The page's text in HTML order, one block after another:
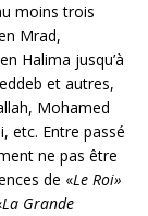
moins trois
Mrad,
Halima jusqu’à
et autres,
Mohamed
etc. Entre passé
ne pas être
de «Le Roi»
La Grande